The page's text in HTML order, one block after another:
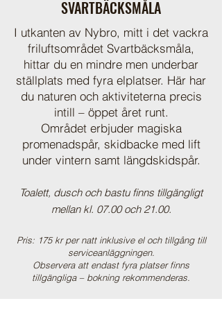
SVARTBÄCKSMÅLA
I utkanten av Nybro, mitt i det vackra
friluftsområdet Svartbäcksmåla,
hittar du en mindre men underbar
ställplats med fyra elplatser. Här har
du naturen och aktiviteterna precis
intill – öppet året runt.
Området erbjuder magiska
promenadspår, skidbacke med lift
under vintern samt längdskidspår.
Toalett, dusch och bastu finns tillgängligt
mellan kl. 07.00 och 21.00.
Pris: 175 kr per natt inklusive el och tillgång till
serviceanläggningen.
Observera att endast fyra platser finns
tillgängliga – bokning rekommenderas.